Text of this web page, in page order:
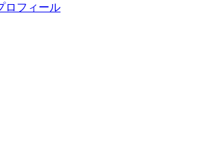
ロフィール